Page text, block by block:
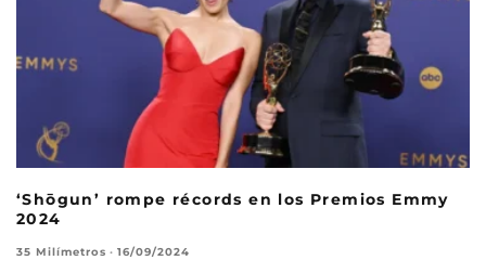
‘Shōgun’ rompe récords en los Premios Emmy
2024
35 Milímetros · 16/09/2024